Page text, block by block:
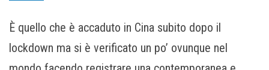
È quello che è accaduto in Cina subito dopo il
lockdown ma si è verificato un po’ ovunque nel